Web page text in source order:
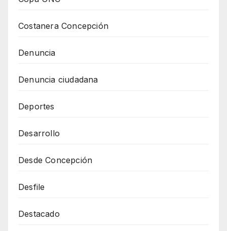
Costanera Concepción
Denuncia
Denuncia ciudadana
Deportes
Desarrollo
Desde Concepción
Desfile
Destacado